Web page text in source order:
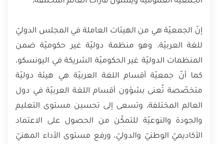
إنّ الجمعيّة هي من الهيئات العاملة في المجلس الدوليّ
للغة العربيّة، وهو منظمة دوليّة غير حكوميّة ضمن
المنظمات الدوليّة غير الحكوميّة الشريكة في اليونسكو،
كما أنّ جمعيّة أقسام اللغة العربيّة هي هيئة دوليّة
متخصّصة تُعنى بشؤون أقسام اللغة العربيّة في دول
العالم المختلفة، وتسعى إلى تحسين مستوى التعليم
والجودة والنوعيّة للتمكّن من الحصول على الاعتماد
الأكاديميّ الوطنيّ والدوليّ، ورفع مستوى الأداء المهنيّ